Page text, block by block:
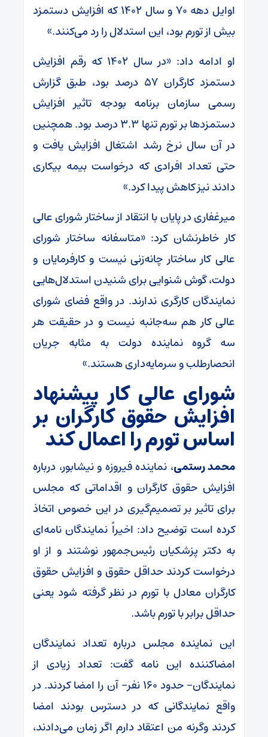
اوایل دهه ۷۰ و سال ۱۴۰۲ که افزایش دستمزد
بیش از تورم بود، این استدلال را رد می‌کنند.»
او ادامه داد: «در سال ۱۴۰۲ که رقم افزایش
دستمزد کارگران ۵۷ درصد بود، طبق گزارش
رسمی سازمان برنامه بودجه تاثیر افزایش
دستمزدها بر تورم تنها ۳.۳ درصد بود. همچنین
در آن سال نرخ رشد اشتغال افزایش یافت و
حتی تعداد افرادی که درخواست بیمه بیکاری
دادند نیز کاهش پیدا کرد.»
میرغفاری در پایان با انتقاد از ساختار شورای عالی
کار خاطرنشان کرد: «متاسفانه ساختار شورای
عالی کار ساختار چانه‌زنی نیست و کارفرمایان و
دولت، گوش شنوایی برای شنیدن استدلال‌هایی
نمایندگان کارگری ندارند. در واقع فضای شورای
عالی کار هم سه‌جانبه نیست و در حقیقت هر
سه گروه نماینده دولت به مثابه جریان
انحصارطلب و سرمایه‌داری هستند.»
شورای عالی کار پیشنهاد
افزایش حقوق کارگران بر
اساس تورم را اعمال کند
محمد رستمی، نماینده فیروزه و نیشابور، درباره
افزایش حقوق کارگران و اقداماتی که مجلس
برای تاثیر بر تصمیم‌گیری در این خصوص اتخاذ
کرده است توضیح داد: اخیراً نمایندگان نامه‌ای
به دکتر پزشکیان رئیس‌جمهور نوشتند و از او
درخواست کردند حداقل حقوق و افزایش حقوق
کارگران معادل با تورم در نظر گرفته شود یعنی
حداقل برابر با تورم باشد.
این نماینده مجلس درباره تعداد نمایندگان
امضاکننده این نامه گفت: تعداد زیادی از
نمایندگان- حدود ۱۶۰ نفر- آن را امضا کردند. در
واقع نمایندگانی که در دسترس بودند امضا
کردند وگرنه من اعتقاد دارم اگر زمان می‌دادند،